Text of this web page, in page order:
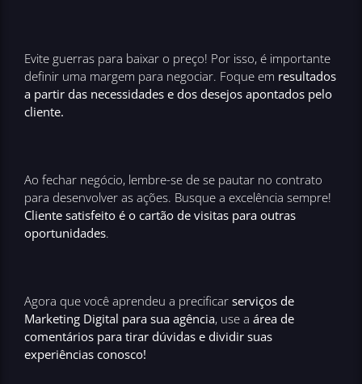
Evite guerras para baixar o preço! Por isso, é importante
definir uma margem para negociar. Foque em resultados
a partir das necessidades e dos desejos apontados pelo
cliente.
Ao fechar negócio, lembre-se de se pautar no contrato
para desenvolver as ações. Busque a excelência sempre!
Cliente satisfeito é o cartão de visitas para outras
oportunidades.
Agora que você aprendeu a precificar serviços de
Marketing Digital para sua agência, use a área de
comentários para tirar dúvidas e dividir suas
experiências conosco!